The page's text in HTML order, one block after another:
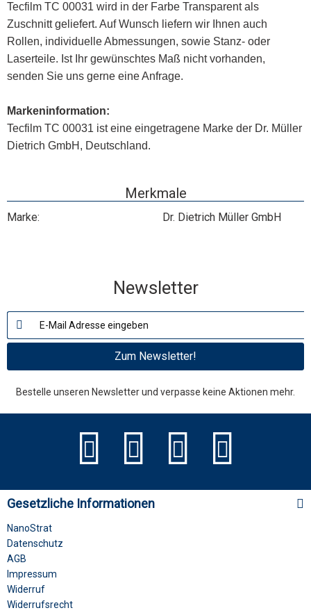
Tecfilm TC 00031 wird in der Farbe Transparent als
Zuschnitt geliefert. Auf Wunsch liefern wir Ihnen auch
Rollen, individuelle Abmessungen, sowie Stanz- oder
Laserteile. Ist Ihr gewünschtes Maß nicht vorhanden,
senden Sie uns gerne eine Anfrage.
Markeninformation:
Tecfilm TC 00031 ist eine eingetragene Marke der Dr. Müller
Dietrich GmbH, Deutschland.
Merkmale
Marke: Dr. Dietrich Müller GmbH
Newsletter
Zum Newsletter!
Bestelle unseren Newsletter und verpasse keine Aktionen mehr.
Gesetzliche Informationen
NanoStrat
Datenschutz
AGB
Impressum
Widerruf
Widerrufsrecht